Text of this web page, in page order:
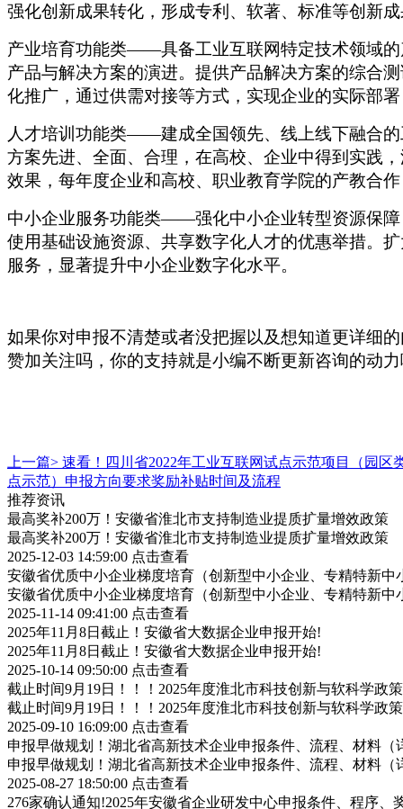
强化创新成果转化，形成专利、软著、标准等创新
产业培育功能类——具备工业互联网特定技术领域的
产品与解决方案的演进。提供产品解决方案的综合
化推广，通过供需对接等方式，实现企业的实际部
人才培训功能类——建成全国领先、线上线下融合的
方案先进、全面、合理，在高校、企业中得到实践
效果，每年度企业和高校、职业教育学院的产教合
中小企业服务功能类——强化中小企业转型资源保障
使用基础设施资源、共享数字化人才的优惠举措。
服务，显著提升中小企业数字化水平。
如果你对申报不清楚或者没把握以及想知道更详细
赞加关注吗，你的支持就是小编不断更新咨询的动
上一篇> 速看！四川省2022年工业互联网试点示范项目（园
点示范）申报方向要求奖励补贴时间及流程
推荐资讯
最高奖补200万！安徽省淮北市支持制造业提质扩量增效政策
最高奖补200万！安徽省淮北市支持制造业提质扩量增效政策
2025-12-03 14:59:00 点击查看
安徽省优质中小企业梯度培育（创新型中小企业、专精特新中
安徽省优质中小企业梯度培育（创新型中小企业、专精特新中
2025-11-14 09:41:00 点击查看
2025年11月8日截止！安徽省大数据企业申报开始!
2025年11月8日截止！安徽省大数据企业申报开始!
2025-10-14 09:50:00 点击查看
截止时间9月19日！！！2025年度淮北市科技创新与软科学
截止时间9月19日！！！2025年度淮北市科技创新与软科学
2025-09-10 16:09:00 点击查看
申报早做规划！湖北省高新技术企业申报条件、流程、材料（
申报早做规划！湖北省高新技术企业申报条件、流程、材料（
2025-08-27 18:50:00 点击查看
276家确认通知!2025年安徽省企业研发中心申报条件、程序、